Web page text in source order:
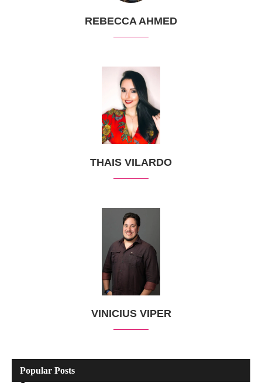
REBECCA AHMED
THAIS VILARDO
VINICIUS VIPER
Popular Posts